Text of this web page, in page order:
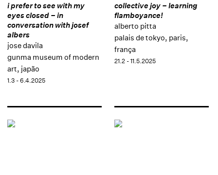
i prefer to see with my
eyes closed – in
conversation with josef
albers
jose davila
gunma museum of modern
art, japão
1.3 - 6.4.2025
collective joy – learning
flamboyance!
alberto pitta
palais de tokyo, paris,
frança
21.2 - 11.5.2025